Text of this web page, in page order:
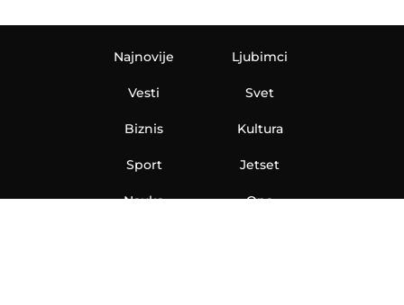
Najnovije
Vesti
Biznis
Sport
Nauka
Ljubimci
Svet
Kultura
Jetset
Ona